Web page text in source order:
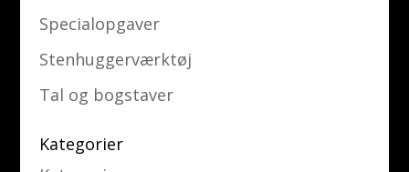
Specialopgaver
Stenhuggerværktøj
Tal og bogstaver
Kategorier